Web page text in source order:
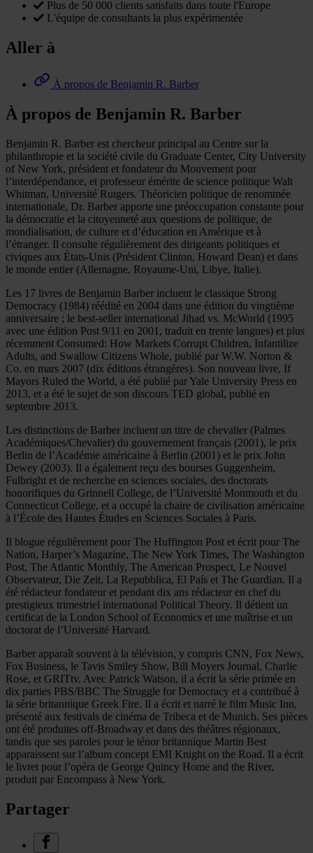
Plus de 50 000 clients satisfaits dans toute l'Europe
L'équipe de consultants la plus expérimentée
Aller à
À propos de Benjamin R. Barber
À propos de Benjamin R. Barber
Benjamin R. Barber est chercheur principal au Centre sur la
philanthropie et la société civile du Graduate Center, City University
of New York, président et fondateur du Mouvement pour
l’interdépendance, et professeur émérite de science politique Walt
Whitman, Université Rutgers. Théoricien politique de renommée
internationale, Dr. Barber apporte une préoccupation constante pour
la démocratie et la citoyenneté aux questions de politique, de
mondialisation, de culture et d’éducation en Amérique et à
l’étranger. Il consulte régulièrement des dirigeants politiques et
civiques aux États-Unis (Président Clinton, Howard Dean) et dans
le monde entier (Allemagne, Royaume-Uni, Libye, Italie).
Les 17 livres de Benjamin Barber incluent le classique Strong
Democracy (1984) réédité en 2004 dans une édition du vingtième
anniversaire ; le best-seller international Jihad vs. McWorld (1995
avec une édition Post 9/11 en 2001, traduit en trente langues) et plus
récemment Consumed: How Markets Corrupt Children, Infantilize
Adults, and Swallow Citizens Whole, publié par W.W. Norton &
Co. en mars 2007 (dix éditions étrangères). Son nouveau livre, If
Mayors Ruled the World, a été publié par Yale University Press en
2013, et a été le sujet de son discours TED global, publié en
septembre 2013.
Les distinctions de Barber incluent un titre de chevalier (Palmes
Académiques/Chevalier) du gouvernement français (2001), le prix
Berlin de l’Académie américaine à Berlin (2001) et le prix John
Dewey (2003). Il a également reçu des bourses Guggenheim,
Fulbright et de recherche en sciences sociales, des doctorats
honorifiques du Grinnell College, de l’Université Monmouth et du
Connecticut College, et a occupé la chaire de civilisation américaine
à l’École des Hautes Études en Sciences Sociales à Paris.
Il blogue régulièrement pour The Huffington Post et écrit pour The
Nation, Harper’s Magazine, The New York Times, The Washington
Post, The Atlantic Monthly, The American Prospect, Le Nouvel
Observateur, Die Zeit, La Repubblica, El País et The Guardian. Il a
été rédacteur fondateur et pendant dix ans rédacteur en chef du
prestigieux trimestriel international Political Theory. Il détient un
certificat de la London School of Economics et une maîtrise et un
doctorat de l’Université Harvard.
Barber apparaît souvent à la télévision, y compris CNN, Fox News,
Fox Business, le Tavis Smiley Show, Bill Moyers Journal, Charlie
Rose, et GRITtv. Avec Patrick Watson, il a écrit la série primée en
dix parties PBS/BBC The Struggle for Democracy et a contribué à
la série britannique Greek Fire. Il a écrit et narré le film Music Inn,
présenté aux festivals de cinéma de Tribeca et de Munich. Ses pièces
ont été produites off-Broadway et dans des théâtres régionaux,
tandis que ses paroles pour le ténor britannique Martin Best
apparaissent sur l’album concept EMI Knight on the Road. Il a écrit
le livret pour l’opéra de George Quincy Home and the River,
produit par Encompass à New York.
Partager